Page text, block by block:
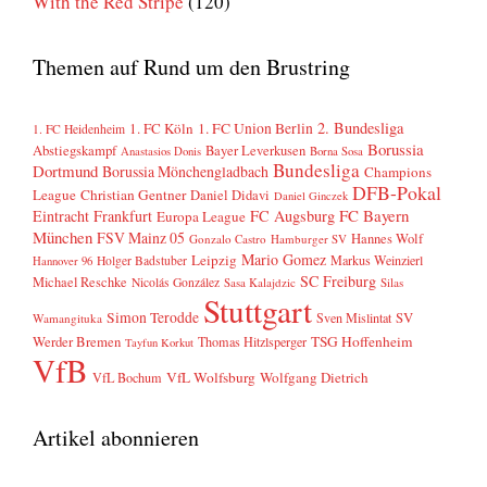
Themen auf Rund um den Brustring
1. FC Heidenheim 1. FC Köln 1. FC Union Berlin 2. Bundesliga
Abstiegskampf Anastasios Donis Bayer Leverkusen Borna Sosa Borussia
Dortmund Borussia Mönchengladbach Bundesliga Champions
League Christian Gentner Daniel Didavi Daniel Ginczek DFB-Pokal
Eintracht Frankfurt Europa League FC Augsburg FC Bayern
München FSV Mainz 05 Gonzalo Castro Hamburger SV Hannes Wolf
Hannover 96 Holger Badstuber Leipzig Mario Gomez Markus Weinzierl
Michael Reschke Nicolás González Sasa Kalajdzic SC Freiburg Silas
Wamangituka Simon Terodde Stuttgart Sven Mislintat SV
Werder Bremen Tayfun Korkut Thomas Hitzlsperger TSG Hoffenheim
VfB VfL Bochum VfL Wolfsburg Wolfgang Dietrich
Artikel abonnieren